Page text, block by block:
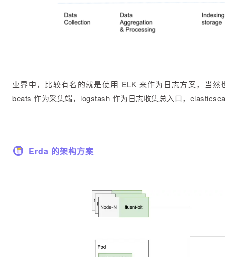
业界中，比较有名的就是使用 ELK 来作为日志方案，当
beats 作为采集端，logstash 作为日志收集总入口，
Erda 的架构方案